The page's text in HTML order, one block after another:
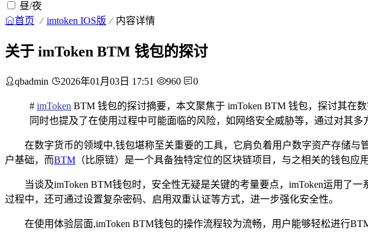
昼/夜
首页 imtoken IOS版 内容详情
关于 imToken BTM 钱包的探讨
qbadmin 2026年01月03日 17:51 960 0
# imToken BTM 钱包的探讨摘要，本文聚焦于 imToken BTM 钱包，探讨其在
同时也提及了在使用过程中可能面临的风险，如网络安全威胁等，通过对其
在数字货币的领域中,钱包堪称至关重要的工具，它肩负着用户数字资产存储
户基础，而BTM （比原链）是一个具备独特定位的区块链项目，与之相关的钱包应
当谈及imToken BTM钱包时，安全性无疑是关键的考量要点，imToken运用了
过程中，还可通过设置复杂密码、启用双重认证等方式，进一步强化安全性。
在使用体验层面,imToken BTM钱包的操作流程较为流畅，用户能够轻松进行